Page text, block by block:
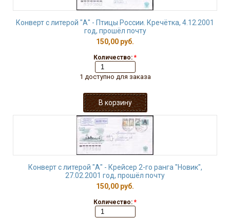
Конверт с литерой "А" - Птицы России. Кречётка, 4.12.2001
год, прошёл почту
150,00 руб.
Количество: *
1 доступно для заказа
Конверт с литерой "А" - Крейсер 2-го ранга "Новик",
27.02.2001 год, прошёл почту
150,00 руб.
Количество: *